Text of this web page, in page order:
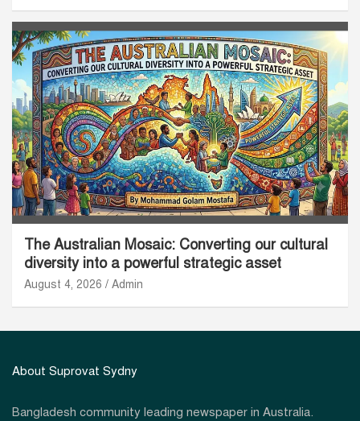
The Australian Mosaic: Converting our cultural
diversity into a powerful strategic asset
August 4, 2026 Admin
About Suprovat Sydny
Bangladesh community leading newspaper in Australia.